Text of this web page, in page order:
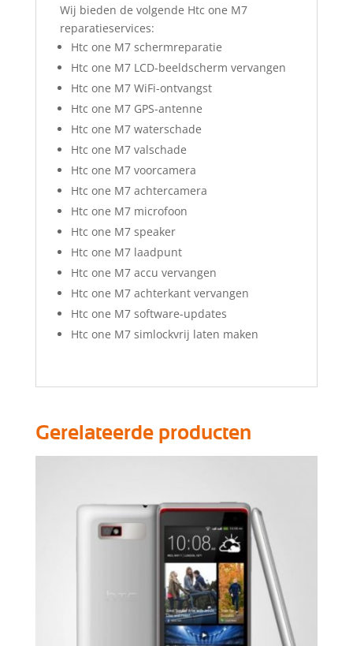
Wij bieden de volgende Htc one M7
reparatieservices:
Htc one M7 schermreparatie
Htc one M7 LCD-beeldscherm vervangen
Htc one M7 WiFi-ontvangst
Htc one M7 GPS-antenne
Htc one M7 waterschade
Htc one M7 valschade
Htc one M7 voorcamera
Htc one M7 achtercamera
Htc one M7 microfoon
Htc one M7 speaker
Htc one M7 laadpunt
Htc one M7 accu vervangen
Htc one M7 achterkant vervangen
Htc one M7 software-updates
Htc one M7 simlockvrij laten maken
Gerelateerde producten